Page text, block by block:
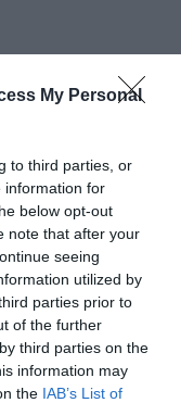
My Personal
to third parties, or
information for
below opt-out
note that after your
seeing
utilized by
parties prior to
of the further
third parties on the
information may
the IAB’s List of